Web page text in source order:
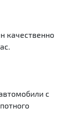
качественно
с